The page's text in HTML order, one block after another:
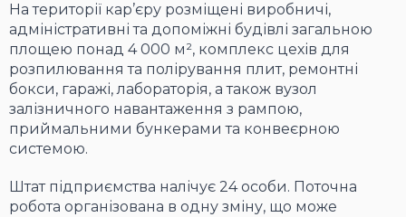
На території кар’єру розміщені виробничі,
адміністративні та допоміжні будівлі загальною
площею понад 4 000 м², комплекс цехів для
розпилювання та полірування плит, ремонтні
бокси, гаражі, лабораторія, а також вузол
залізничного навантаження з рампою,
приймальними бункерами та конвеєрною
системою.
Штат підприємства налічує 24 особи. Поточна
робота організована в одну зміну, що може